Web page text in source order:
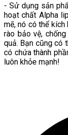
- Sử dụng sản
hoạt chất Alpha
mẽ, nó có thể kích
rào bảo vệ,
quả. Bạn cũng có
có chứa thành
luôn khỏe mạnh!